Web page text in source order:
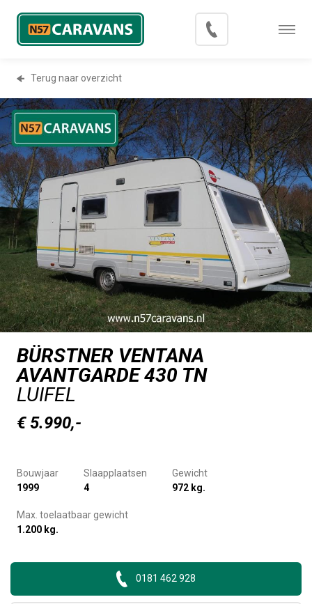
Terug naar overzicht
BÜRSTNER VENTANA
AVANTGARDE 430 TN
LUIFEL
€ 5.990,-
Bouwjaar
1999
Slaapplaatsen
4
Gewicht
972 kg.
Max. toelaatbaar gewicht
1.200 kg.
0181 462 928
Menu
Blog
Export
Contact
Over N57 Caravans